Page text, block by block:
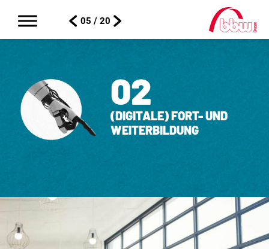
05 / 20
02
(DIGITALE) FORT- UND
WEITER­BILDUNG